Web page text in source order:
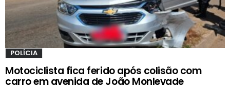
POLÍCIA
Motociclista fica ferido após colisão com
carro em avenida de João Monlevade